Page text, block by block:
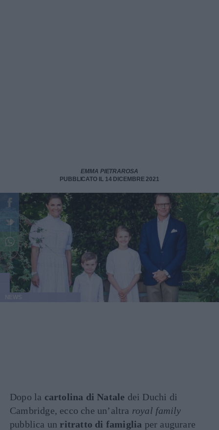
EMMA PIETRAROSA
PUBBLICATO IL 14 DICEMBRE 2021
Dopo la cartolina di Natale dei Duchi di
Cambridge, ecco che un’altra royal family
pubblica un ritratto di famiglia per augurare